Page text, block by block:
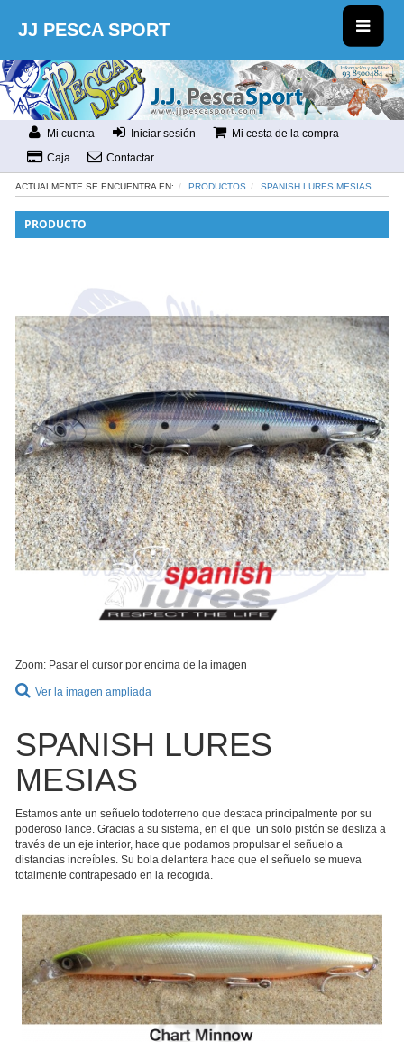
JJ PESCA SPORT
Mi cuenta Iniciar sesión
Mi cesta de la compra
Caja
Contactar
ACTUALMENTE SE ENCUENTRA EN: PRODUCTOS SPANISH LURES MESIAS
PRODUCTO
Zoom: Pasar el cursor por encima de la imagen
Ver la imagen ampliada
SPANISH LURES
MESIAS
Estamos ante un señuelo todoterreno que destaca principalmente por su
poderoso lance. Gracias a su sistema, en el que un solo pistón se desliza a
través de un eje interior, hace que podamos propulsar el señuelo a
distancias increíbles. Su bola delantera hace que el señuelo se mueva
totalmente contrapesado en la recogida.